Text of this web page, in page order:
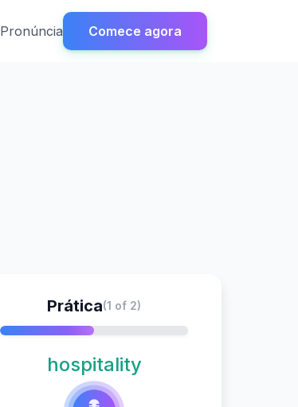
Pronúncia Comece agora
Prática(1 of 2)
hospitality